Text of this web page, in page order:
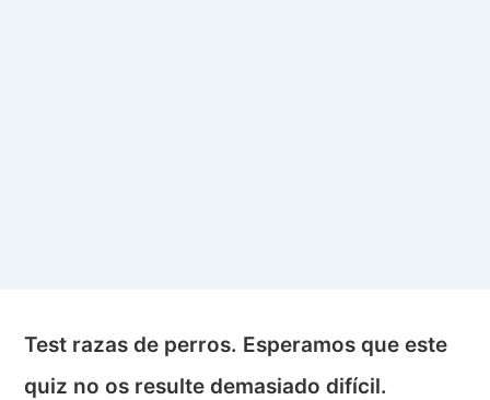
Test razas de perros. Esperamos que este
quiz no os resulte demasiado difícil.